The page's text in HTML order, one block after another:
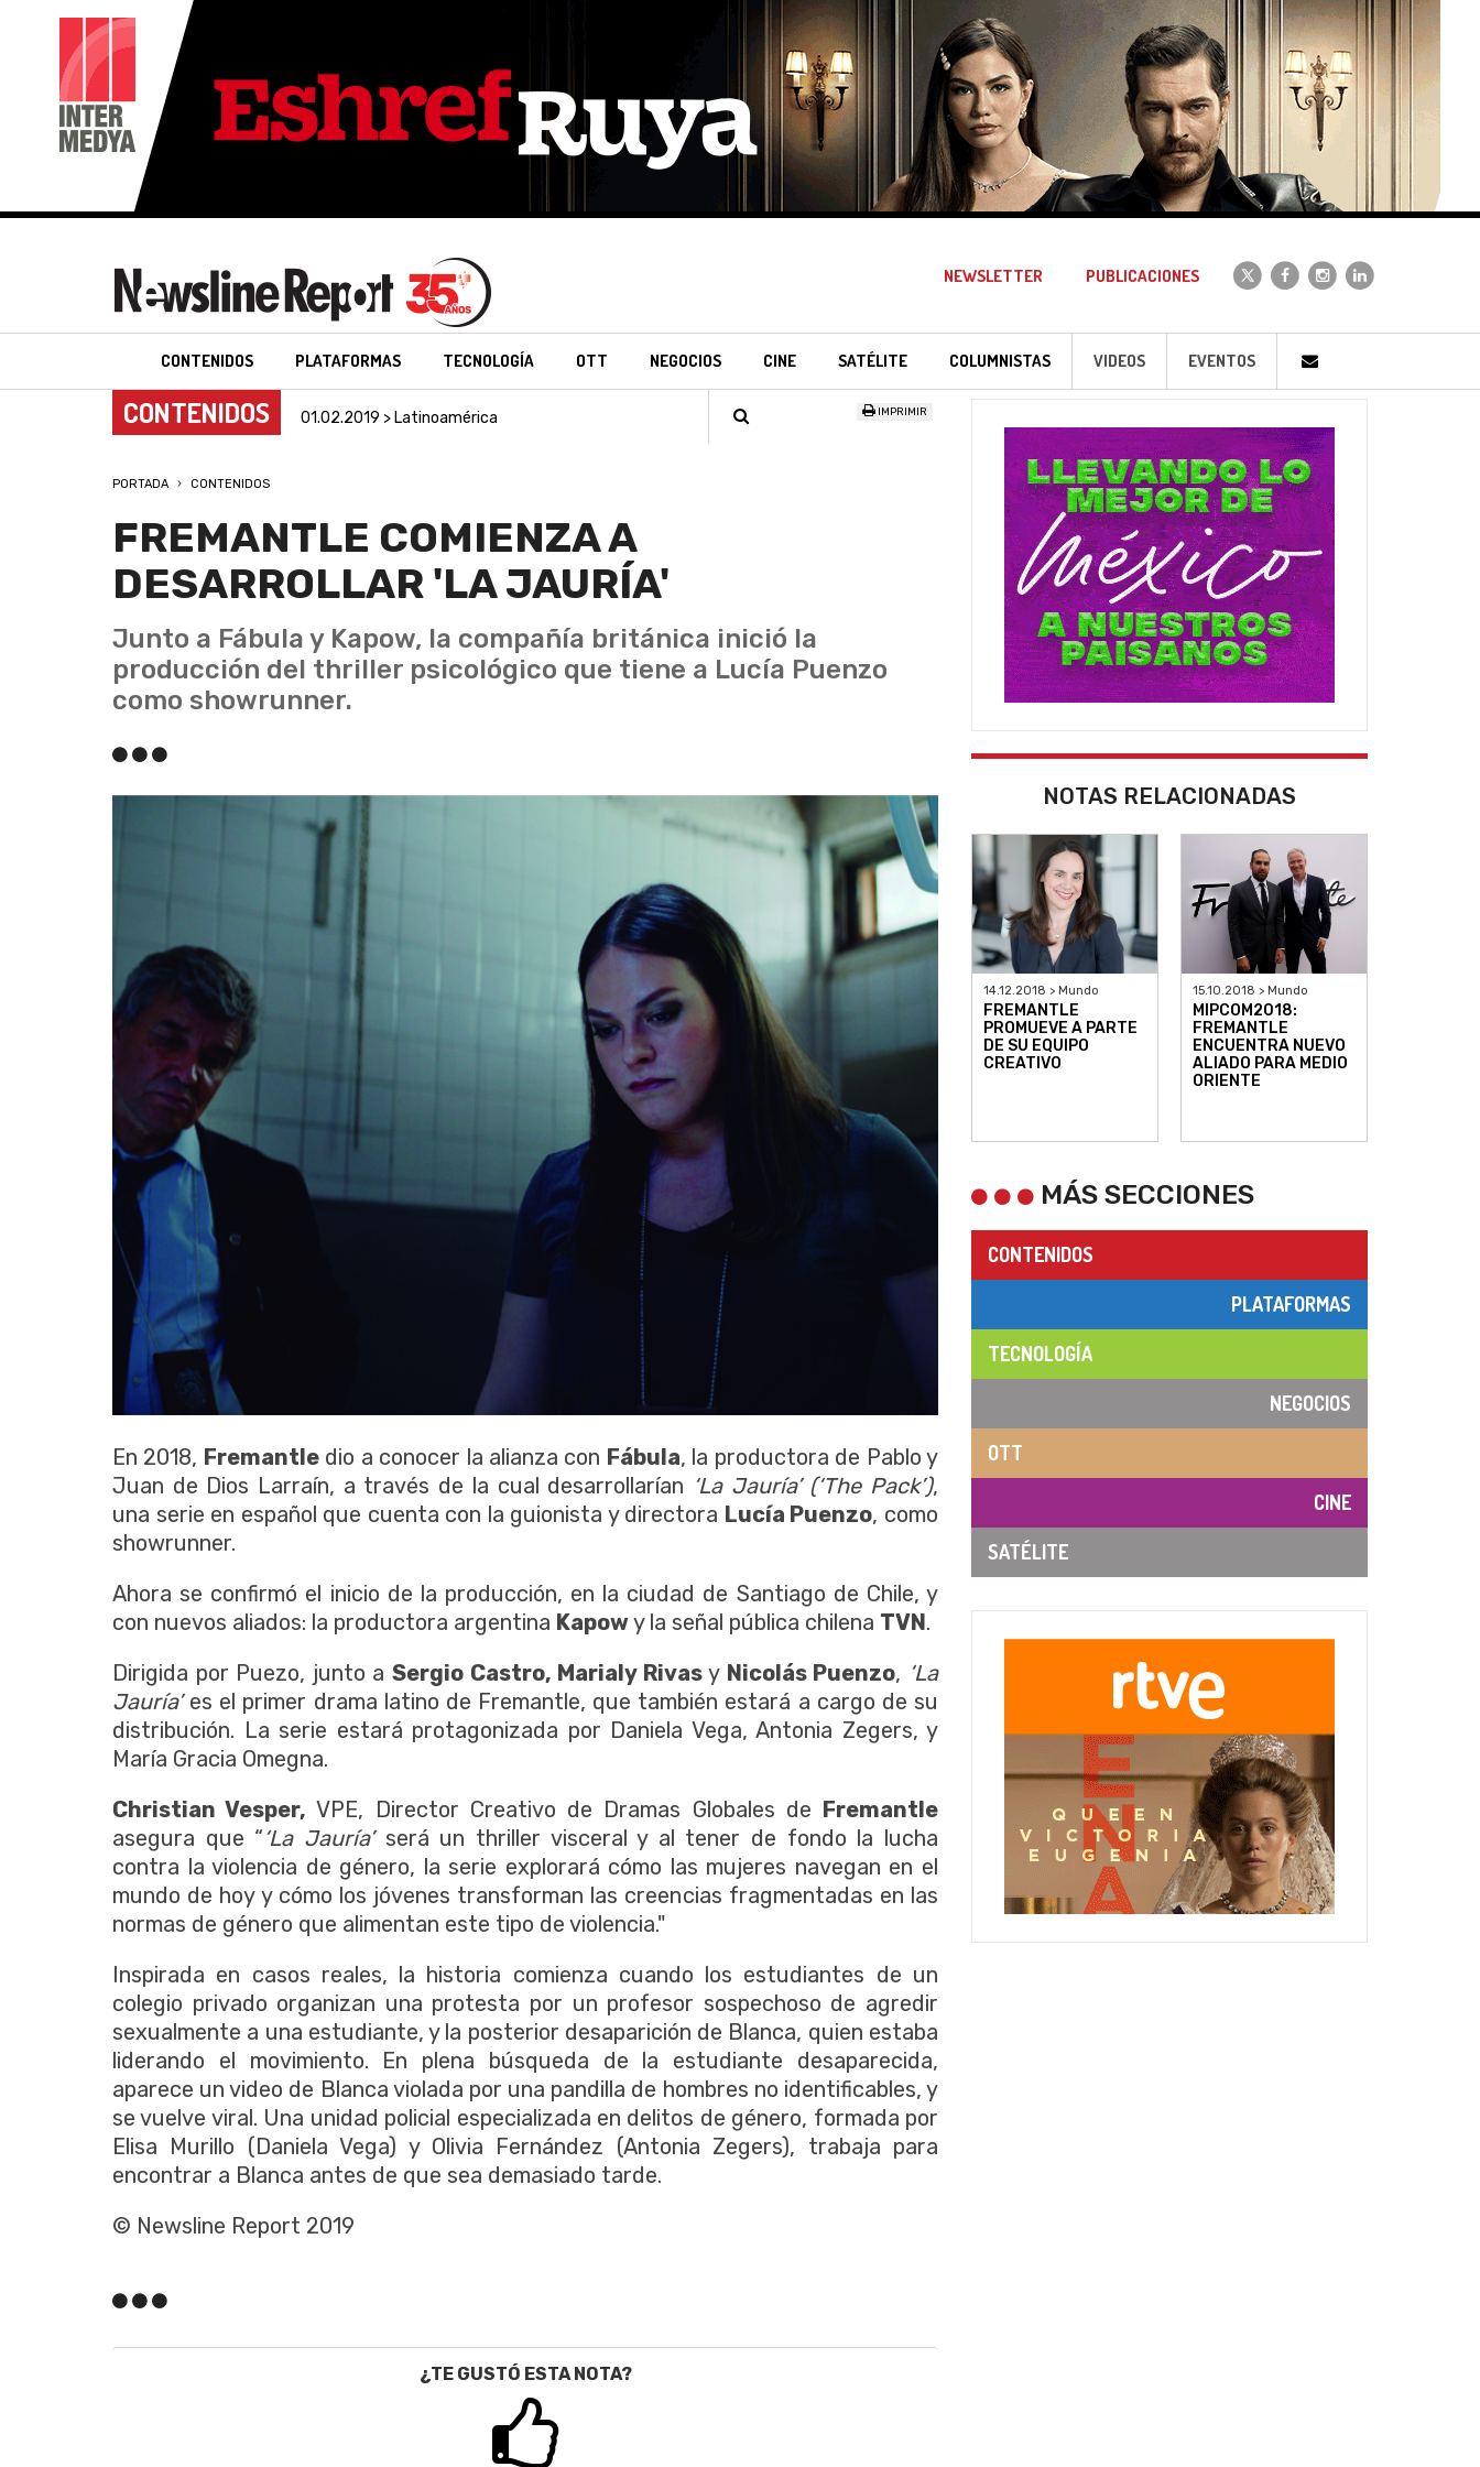
NEWSLETTER PUBLICACIONES
CONTENIDOS PLATAFORMAS TECNOLOGÍA OTT NEGOCIOS CINE SATÉLITE COLUMNISTAS VIDEOS EVENTOS
CONTENIDOS 01.02.2019 > Latinoamérica IMPRIMIR
PORTADA CONTENIDOS
FREMANTLE COMIENZA A
DESARROLLAR 'LA JAURÍA'
Junto a Fábula y Kapow, la compañía británica inició la
producción del thriller psicológico que tiene a Lucía Puenzo
como showrunner.
En 2018, Fremantledio a conocer la alianza con Fábula, la productora de Pablo y
Juan de Dios Larraín, a través de la cual desarrollarían ‘La Jauría’ (‘The Pack’),
una serie en español que cuenta con la guionista y directora Lucía Puenzo, como
showrunner.
Ahora se confirmó el inicio de la producción, en la ciudad de Santiago de Chile, y
con nuevos aliados: la productora argentina Kapowy la señal pública chilena TVN.
Dirigida por Puezo, junto a Sergio Castro, Marialy Rivasy Nicolás Puenzo, ‘La
Jauría’es el primer drama latino de Fremantle, que también estará a cargo de su
distribución. La serie estará protagonizada por Daniela Vega, Antonia Zegers, y
María Gracia Omegna.
Christian Vesper, VPE, Director Creativo de Dramas Globales de Fremantle
asegura que “‘La Jauría’ será un thriller visceral y al tener de fondo la lucha
contra la violencia de género, la serie explorará cómo las mujeres navegan en el
mundo de hoy y cómo los jóvenes transforman las creencias fragmentadas en las
normas de género que alimentan este tipo de violencia."
Inspirada en casos reales, la historia comienza cuando los estudiantes de un
colegio privado organizan una protesta por un profesor sospechoso de agredir
sexualmente a una estudiante, y la posterior desaparición de Blanca, quien estaba
liderando el movimiento. En plena búsqueda de la estudiante desaparecida,
aparece un video de Blanca violada por una pandilla de hombres no identificables, y
se vuelve viral. Una unidad policial especializada en delitos de género, formada por
Elisa Murillo (Daniela Vega) y Olivia Fernández (Antonia Zegers), trabaja para
encontrar a Blanca antes de que sea demasiado tarde.
© Newsline Report 2019
¿TE GUSTÓ ESTA NOTA?
NOTAS RELACIONADAS
14.12.2018 > Mundo
FREMANTLE
PROMUEVE A PARTE
DE SU EQUIPO
CREATIVO
15.10.2018 > Mundo
MIPCOM2018:
FREMANTLE
ENCUENTRA NUEVO
ALIADO PARA MEDIO
ORIENTE
MÁS SECCIONES
CONTENIDOS
PLATAFORMAS
TECNOLOGÍA
NEGOCIOS
OTT
CINE
SATÉLITE